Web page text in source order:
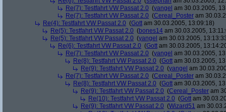
Re(7): Testfahrt VW Passat 2.0 (yangel am 30.03.2005,
Re(7): Testfahrt VW Passat 2.0 (Cereal_Poster am
Re(4): Testfahrt VW Passat 2.0 (Gott am 30.03.2005, 13:09:18)
Re(5): Testfahrt VW Passat 2.0 (bones14 am 30.03.2005,
Re(5): Testfahrt VW Passat 2.0 (yangel am 30.03.2005,
Re(6): Testfahrt VW Passat 2.0 (Gott am 30.03.2005,
Re(7): Testfahrt VW Passat 2.0 (yangel am 30.03.2005,
Re(8): Testfahrt VW Passat 2.0 (Gott am 30.03.2005,
Re(9): Testfahrt VW Passat 2.0 (yangel am
Re(7): Testfahrt VW Passat 2.0 (Cereal_Poster am
Re(8): Testfahrt VW Passat 2.0 (Gott am 30.03.2005,
Re(9): Testfahrt VW Passat 2.0 (Cereal_Poster am
Re(10): Testfahrt VW Passat 2.0 (Gott am
Re(9): Testfahrt VW Passat 2.0 (Wizard51 am